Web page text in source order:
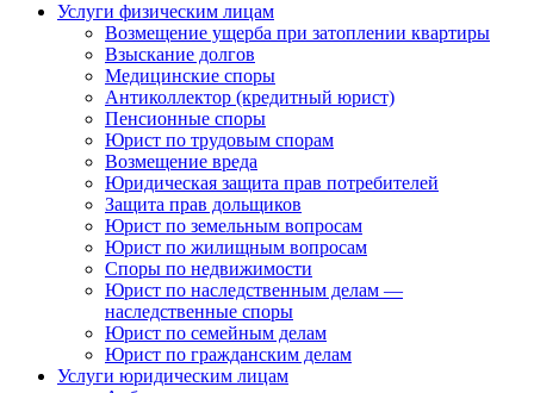
Услуги физическим лицам
Возмещение ущерба при затоплении квартиры
Взыскание долгов
Медицинские споры
Антиколлектор (кредитный юрист)
Пенсионные споры
Юрист по трудовым спорам
Возмещение вреда
Юридическая защита прав потребителей
Защита прав дольщиков
Юрист по земельным вопросам
Юрист по жилищным вопросам
Споры по недвижимости
Юрист по наследственным делам —
наследственные споры
Юрист по семейным делам
Юрист по гражданским делам
Услуги юридическим лицам